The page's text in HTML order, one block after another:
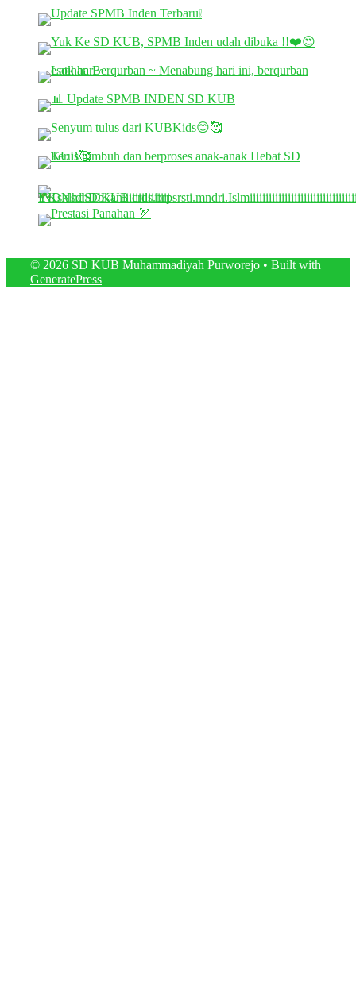
© 2026 SD KUB Muhammadiyah Purworejo • Built with
GeneratePress